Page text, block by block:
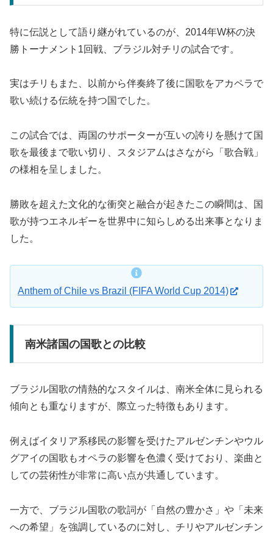
特に伝説として語り継がれているのが、2014年W杯の決
勝トーナメント1回戦、ブラジル対チリの試合です。
実はチリもまた、以前から伴奏終了後に国歌をアカペラで
歌い続ける伝統を持つ国でした。
この試合では、両国のサポーターが互いの誇りを懸けて国
歌を最後まで歌い切り、スタジアムはさながら「歌合戦」
の様相を呈しました。
勝敗を超えた文化的な衝突と融合が起きたこの瞬間は、国
歌が持つエネルギーを世界中に知らしめる出来事となりま
した。
Anthem of Chile vs Brazil (FIFA World Cup 2014)
南米諸国の国歌との比較
ブラジル国歌の情熱的なスタイルは、南米全体に見られる
傾向とも重なりますが、際立った特徴もあります。
例えばイタリア系移民の影響を受けたアルゼンチンやウル
グアイの国歌もオペラの影響を色濃く受けており、楽曲と
しての芸術性が非常に高い点が共通しています。
一方で、ブラジル国歌の歌詞が「自然の豊かさ」や「未来
への希望」を強調しているのに対し、チリやアルゼンチン